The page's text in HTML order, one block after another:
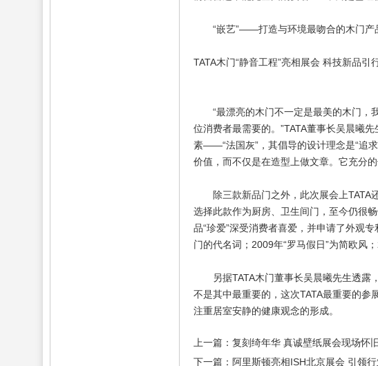
“嵌艺”——打造与环境最吻合的木
TATA木门“静音工程”亮相展会 科技新品引
“最漂亮的木门不一定是最美的木门，我
位消费者最需要的。”TATA董事长吴晨曦
素——“法国灰”，其倡导的设计理念是“追
价值，而不仅是在造型上做文章。它充分的
除三款新品门之外，此次展会上TATA还
选择此款作为厨房、卫生间门，至今仍很
品“珍爱”深受消费者喜爱，并申请了外观
门的代名词；2009年“罗马假日”为简欧风
另据TATA木门董事长吴晨曦先生透露，
不是其中最重要的，这次TATA最重要的
注重居室安静的健康观念的形成。
上一篇：复刻绮年华 真诚壁纸展会现场怀
下一篇：阿里斯顿亮相ISH北京展会 引领